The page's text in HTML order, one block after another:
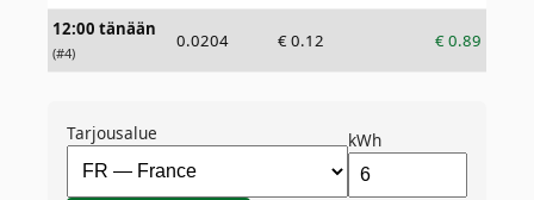
12:00 tänään
(#4)
0.0204 € 0.12 €0.89
Tarjousalue kWh